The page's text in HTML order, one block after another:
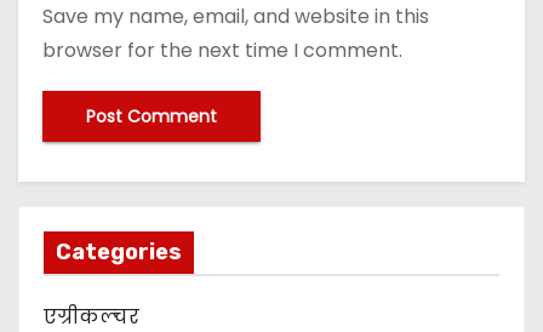
Save my name, email, and website in this
browser for the next time I comment.
Categories
एग्रीकल्चर